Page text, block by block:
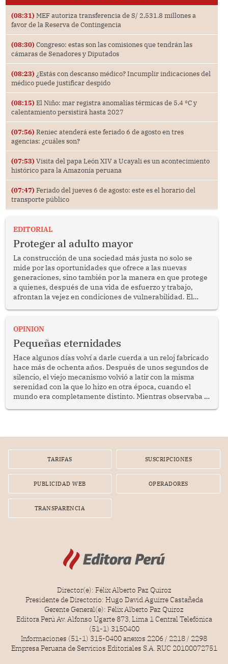
(08:31) MEF autoriza transferencia de S/ 2,531.8 millones a
favor de la Reserva de Contingencia
(08:30) Congreso: estas son las comisiones que tendrán las
cámaras de Senadores y Diputados
(08:23) ¿Estás con descanso médico? Incumplir indicaciones del
médico puede justificar despido
(08:15) El Niño: mar registra anomalías térmicas de 5.4 °C y
calentamiento persistirá hasta 2027
(07:56) Reniec atenderá este feriado 6 de agosto en tres
agencias: ¿cuáles son?
(07:53) Visita del papa León XIV a Ucayali es un acontecimiento
histórico para la Amazonía peruana
(07:47) Feriado del jueves 6 de agosto: este es el horario del
transporte público
EDITORIAL
Proteger al adulto mayor
La construcción de una sociedad más justa no solo se
mide por las oportunidades que ofrece a las nuevas
generaciones, sino también por la manera en que protege
a quienes, después de una vida de esfuerzo y trabajo,
afrontan la vejez en condiciones de vulnerabilidad. El
bimestrales el subsidio que reciben los beneficiarios del
reflexionar sobre la importancia de fortalecer las políticas
públicas dirigidas a los adultos mayores en pobreza.
OPINION
Pequeñas eternidades
Hace algunos días volví a darle cuerda a un reloj fabricado
hace más de ochenta años. Después de unos segundos de
silencio, el viejo mecanismo volvió a latir con la misma
serenidad con la que lo hizo en otra época, cuando el
mundo era completamente distinto. Mientras observaba el
TARIFAS SUSCRIPCIONES
PUBLICIDAD WEB OPERADORES
TRANSPARENCIA
Director(e): Félix Alberto Paz Quiroz
Presidente de Directorio: Hugo David Aguirre Castañeda
Gerente General(e): Félix Alberto Paz Quiroz
Editora Perú Av. Alfonso Ugarte 873, Lima 1 Central Telefónica
(51-1) 3150400
Informaciones (51-1) 315-0400 anexos 2206 / 2218 / 2298
Empresa Peruana de Servicios Editoriales S.A. RUC 20100072751